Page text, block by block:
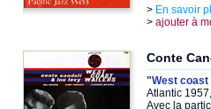
> En savoir
> ajouter à
Conte
"West
Atlantic
Avec la